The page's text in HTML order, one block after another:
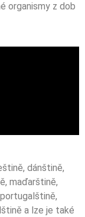
organismy z dob
dánštině,
maďarštině,
a lze je také